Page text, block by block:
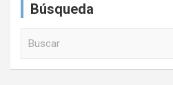
Búsqueda